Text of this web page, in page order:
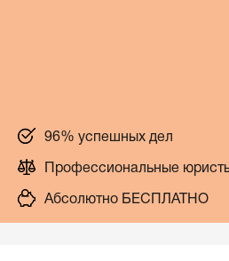
96% успешных дел
Профессиональные
Абсолютно БЕСПЛАТНО